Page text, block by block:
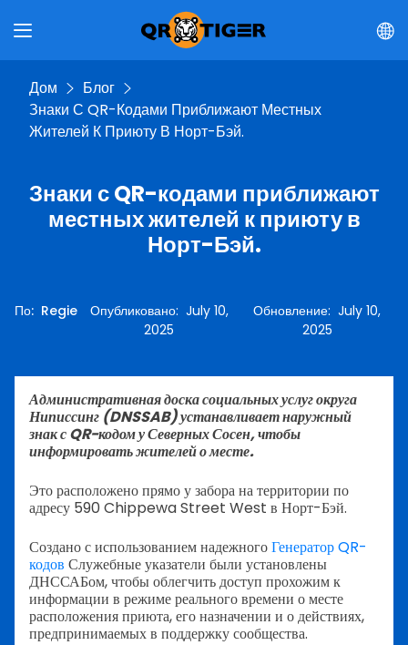
Дом
Блог
Знаки С QR-Кодами Приближают Местных
Жителей К Приюту В Норт-Бэй.
Знаки с QR-кодами приближают
местных жителей к приюту в
Норт-Бэй.
По: Regie Опубликовано: July 10,
2025
Обновление:July 10,
2025
Административная доска социальных услуг округа
Ниписсинг (DNSSAB) устанавливает наружный
знак с QR-кодом у Северных Сосен, чтобы
информировать жителей о месте.
Это расположено прямо у забора на территории по
адресу 590 Chippewa Street West в Норт-Бэй.
Создано с использованием надежногоГенератор QR-
кодов Служебные указатели были установлены
ДНССАБом, чтобы облегчить доступ прохожим к
информации в режиме реального времени о месте
расположения приюта, его назначении и о действиях,
предпринимаемых в поддержку сообщества.